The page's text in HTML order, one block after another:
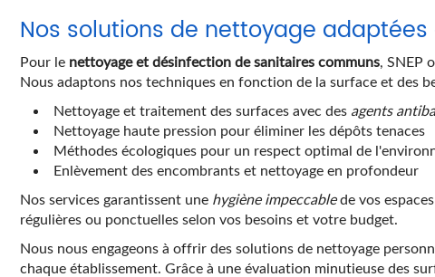
Nos solutions de nettoyage
Pour le nettoyage et désinfection de sanitaires communs, SNEP
Nous adaptons nos techniques en fonction de la surface et des
Nettoyage et traitement des surfaces avec des agents
Nettoyage haute pression pour éliminer les dépôts tenaces
Méthodes écologiques pour un respect optimal de
Enlèvement des encombrants et nettoyage en profondeur
Nos services garantissent une hygiène impeccablede vos
régulières ou ponctuelles selon vos besoins et votre budget.
Nous nous engageons à offrir des solutions de nettoyage
chaque établissement. Grâce à une évaluation minutieuse des